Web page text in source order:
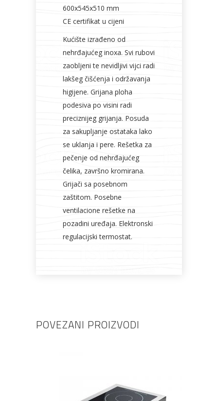
600x545x510 mm
CE certifikat u cijeni
Kućište izrađeno od
nehrđajućeg inoxa. Svi rubovi
zaobljeni te nevidljivi vijci radi
lakšeg čišćenja i održavanja
higijene. Grijana ploha
podesiva po visini radi
preciznijeg grijanja. Posuda
za sakupljanje ostataka lako
se uklanja i pere. Rešetka za
pečenje od nehrđajućeg
čelika, završno kromirana.
Grijači sa posebnom
zaštitom. Posebne
ventilacione rešetke na
pozadini uređaja. Elektronski
regulacijski termostat.
POVEZANI PROIZVODI